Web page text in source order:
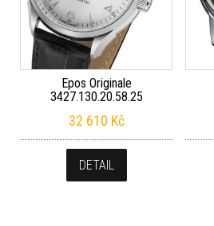
Epos Originale
3427.130.20.58.25
32 610 Kč
DETAIL